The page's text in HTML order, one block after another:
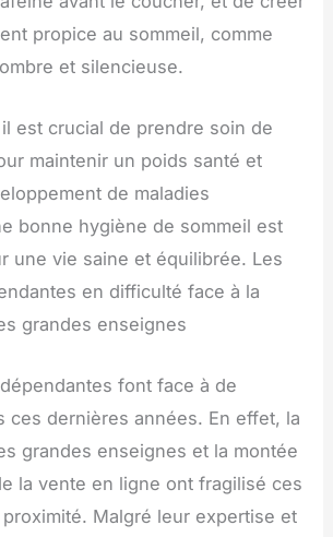
propice au sommeil, comme
et silencieuse.
est crucial de prendre soin de
maintenir un poids santé et
de maladies
bonne hygiène de sommeil est
une vie saine et équilibrée. Les
en difficulté face à la
grandes enseignes
font face à de
ces dernières années. En effet, la
grandes enseignes et la montée
la vente en ligne ont fragilisé ces
Malgré leur expertise et